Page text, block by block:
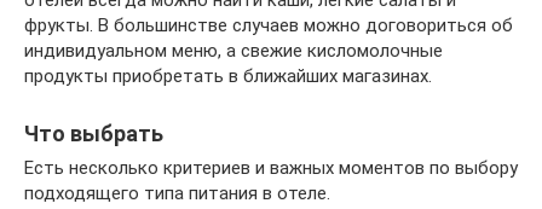
фрукты. В большинстве случаев можно договориться об
индивидуальном меню, а свежие кисломолочные
продукты приобретать в ближайших магазинах.
Что выбрать
Есть несколько критериев и важных моментов по выбору
подходящего типа питания в отеле.